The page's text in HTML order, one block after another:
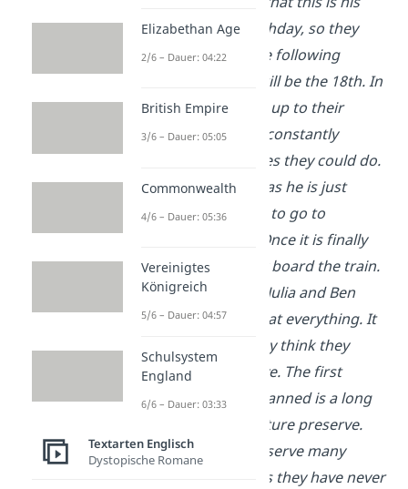
grandfather’s birthday, so they
decide to leave the following
weekend, which will be the 18th. In
the weeks leading up to their
departure, Julia is constantly
looking up activities they could do.
Ben doesn’t care, as he is just
happy to not have to go to
business school. Once it is finally
time to leave, they board the train.
When they arrive, Julia and Ben
can’t stop staring at everything. It
is so beautiful, they think they
never want to leave. The first
activity Julia has planned is a long
hike through a nature preserve.
There they can observe many
animals and plants they have never
Elizabethan Age
2/6 – Dauer: 04:22
British Empire
3/6 – Dauer: 05:05
Commonwealth
4/6 – Dauer: 05:36
Vereinigtes
Königreich
5/6 – Dauer: 04:57
Schulsystem
England
6/6 – Dauer: 03:33
Textarten Englisch
Dystopische Romane